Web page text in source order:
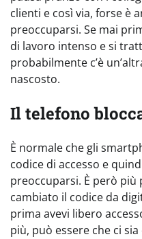
clienti e così via, forse è
preoccuparsi. Se mai
di lavoro intenso e si
probabilmente c’è
nascosto.
Il telefono
È normale che gli
codice di accesso e
preoccuparsi. È però più
cambiato il codice da
prima avevi libero
più, può essere che ci